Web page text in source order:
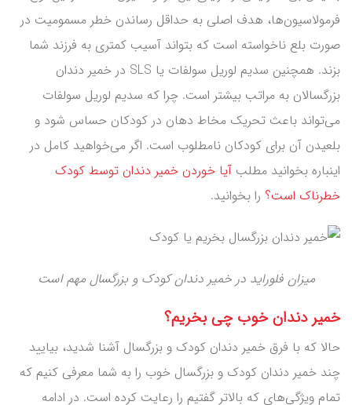
فرمولاسیون‌ها، هدف اصلی به حداقل رساندن خطر مسمومیت در
صورت بلع ناخواسته است که بتواند آسیب کمتری به فرزند شما
بزند. همچنین سدیم لوریل سولفات یا SLS در خمیر دندان
بزرگسالان به مراتب بیشتر است. چرا که سدیم لوریل سولفات
می‌تواند باعث تحریک مخاط دهان در کودکان حساس شود و
بلعیدن آن برای کودکان نامطلوب است. اگر می‌خواهید کامل در
اینباره بخوانید مطلب آیا خوردن خمیر دندان توسط کودک
خطرناک است؟ را بخوانید.
میزان فلوراید در خمیر دندان کودک و بزرگسال مهم است
خمیر دندان خوب چی بخریم؟
حالا که با فرق خمیر دندان کودک و بزرگسال آشنا شدید، بیایید
چند خمیر دندان کودک و بزرگسال خوب را به شما معرفی کنیم که
تمام ویژگی‌های که بالاتر گفتیم را رعایت کرده است. در ادامه